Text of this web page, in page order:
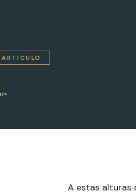
ARTICULO
A estas alturas